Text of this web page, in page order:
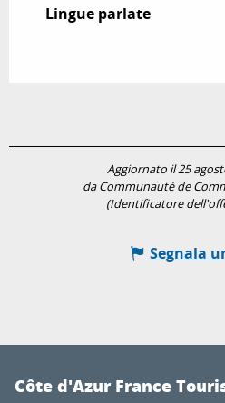
Lingue parlate
Lingue parlate
Aggiornato il 25
da Communauté de
(Identificatore
Segnala
Côte d'Azur France